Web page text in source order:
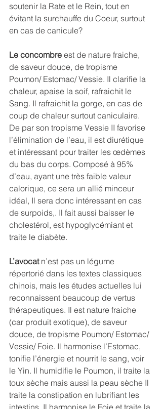
soutenir la Rate et le Rein, tout en
évitant la surchauffe du Coeur, surtout
en cas de canicule?
Le concombre est de nature fraiche,
de saveur douce, de tropisme
Poumon/ Estomac/ Vessie. Il clarifie la
chaleur, apaise la soif, rafraichit le
Sang. Il rafraichit la gorge, en cas de
coup de chaleur surtout caniculaire.
De par son tropisme Vessie II favorise
l’élimination de l’eau, il est diurétique
et intéressant pour traiter les œdèmes
du bas du corps. Composé à 95%
d’eau, ayant une très faible valeur
calorique, ce sera un allié minceur
idéal, Il sera donc intéressant en cas
de surpoids,. Il fait aussi baisser le
cholestérol, est hypoglycémiant et
traite le diabète.
L’avocat n’est pas un légume
répertorié dans les textes classiques
chinois, mais les études actuelles lui
reconnaissent beaucoup de vertus
thérapeutiques. Il est nature fraiche
(car produit exotique), de saveur
douce, de tropisme Poumon/ Estomac/
Vessie/ Foie. Il harmonise l’Estomac,
tonifie l’énergie et nourrit le sang, voir
le Yin. Il humidifie le Poumon, il traite la
toux sèche mais aussi la peau sèche Il
traite la constipation en lubrifiant les